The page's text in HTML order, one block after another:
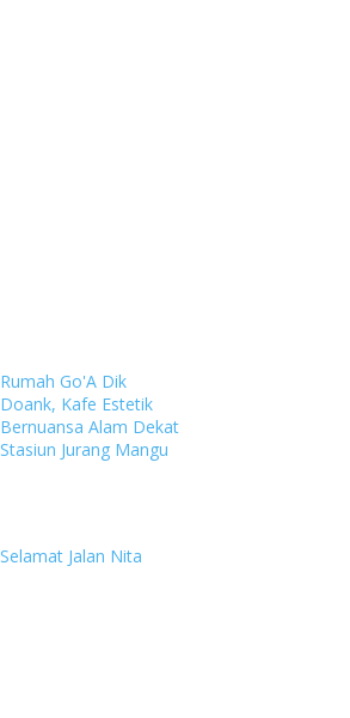
Rumah Go'A Dik
Doank, Kafe Estetik
Bernuansa Alam Dekat
Stasiun Jurang Mangu
Selamat Jalan Nita